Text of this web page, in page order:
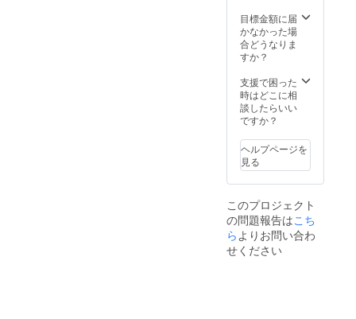
と幸い
です。
た場合
は記載
出来な
ます。
※5月以
降に公
開する
て反映
となり
ます。
それ以
記載さ
れませ
んので
ご了承
くださ
ただき
ます。
備考欄
にご希
名前又
は法人
名をご
記入く
い。 ※
ご支援1
口につ
き1名
名）を
記載さ
せてい
ただき
ます。2
きま
す。個
人の方
はご支
だきま
した方
のフル
ネーム
ご希望
のお名
前）を
記載さ
ただき
ます。
また法
人の方
は法人
目標金額に届
かなかった場
合どうなりま
すか？
支援で困った
時はどこに相
談したらいい
ですか？
ヘルプページを
見る
このプロジェクト
の問題報告はこち
ら よりお問い合わ
せください